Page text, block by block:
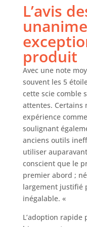
L’avis
produit
Avec une note
souvent les 5
cette scie comble
attentes. Certains
expérience
soulignant
anciens outils
utiliser
conscient que le
premier abord ;
largement justifié
inégalable. «
L’adoption